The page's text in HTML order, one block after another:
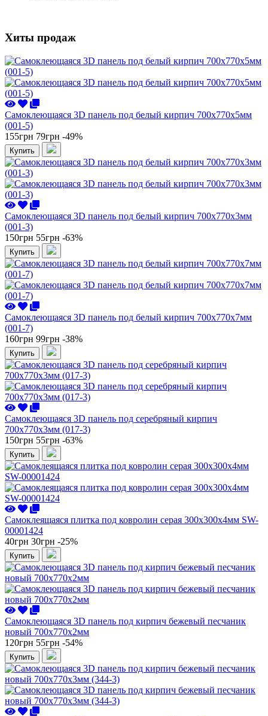
Хиты продаж
Самоклеющаяся 3D панель под белый кирпич 700x770x5мм
(001-5)
155грн 79грн -49%
Купить
Самоклеющаяся 3D панель под белый кирпич 700x770x3мм
(001-3)
150грн 55грн -63%
Купить
Самоклеющаяся 3D панель под белый кирпич 700x770x7мм
(001-7)
160грн 99грн -38%
Купить
Самоклеющаяся 3D панель под серебряный кирпич
700x770x3мм (017-3)
150грн 55грн -63%
Купить
Самоклеящаяся плитка под ковролин серая 300х300х4мм SW-
00001424
40грн 30грн -25%
Купить
Самоклеющаяся 3D панель под кирпич бежевый песчаник
новый 700x770x2мм
120грн 55грн -54%
Купить